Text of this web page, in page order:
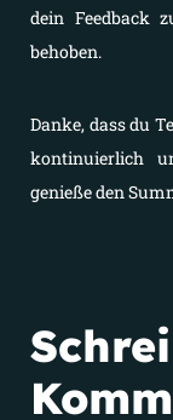
dein Feedback
behoben.
Danke, dass du
kontinuierlich
genieße den